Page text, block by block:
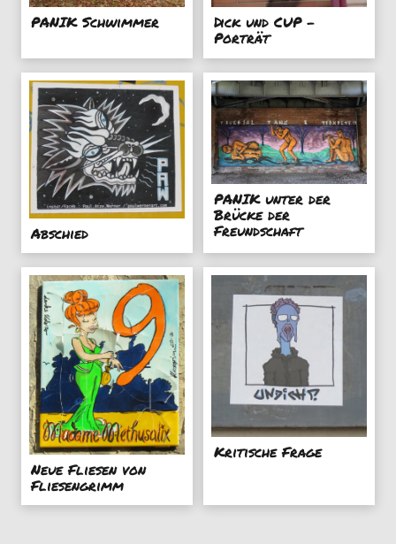
PANIK Schwimmer Dick und CUP -
Porträt
Abschied
PANIK unter der
Brücke der
Freundschaft
Neue Fliesen von
Fliesengrimm
Kritische Frage